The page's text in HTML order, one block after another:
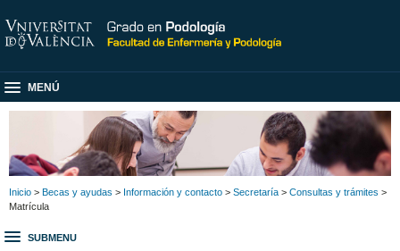
MENÚ
Inicio > Becas y ayudas > Información y contacto > Secretaría > Consultas y trámites >
Matrícula
SUBMENU